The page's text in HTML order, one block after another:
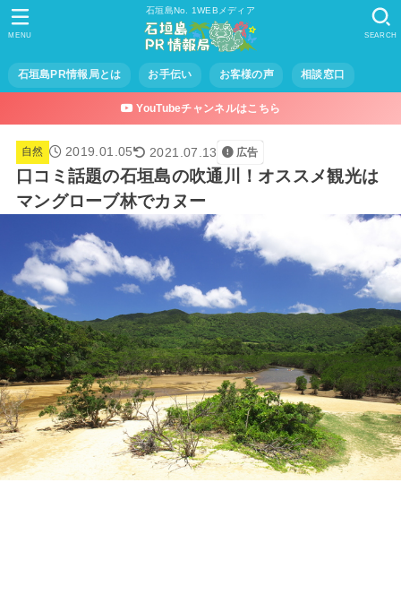
石垣島No. 1WEBメディア
石垣島PR情報局とは お手伝い お客様の声 相談窓口
SEARCH
MENU
YouTubeチャンネルはこちら
自然 2019.01.05 2021.07.13 広告
口コミ話題の石垣島の吹通川！オススメ観光は
マングローブ林でカヌー